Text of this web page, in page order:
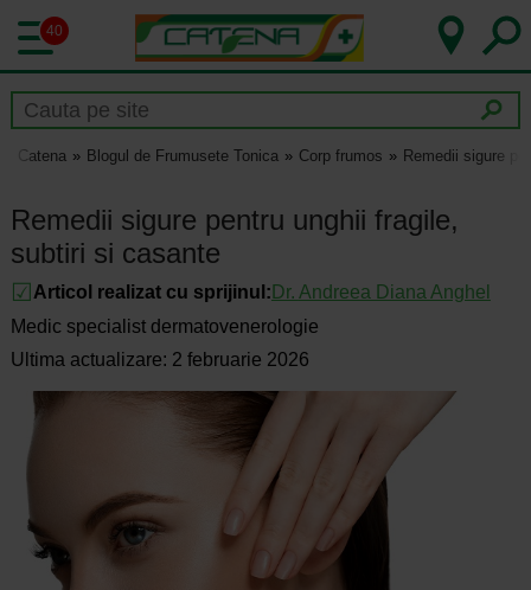
40
Catena Blogul de Frumusete Tonica Corp frumos Remedii sigure
Remedii sigure pentru unghii fragile,
subtiri si casante
Articol realizat cu sprijinul: Dr. Andreea Diana Anghel
Medic specialist dermatovenerologie
Ultima actualizare: 2 februarie 2026